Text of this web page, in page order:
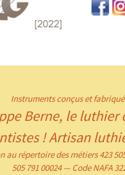
Instruments conçus et
Berne, le luthier
! Artisan
répertoire des métiers 423
505 791 00024 — Code NAFA